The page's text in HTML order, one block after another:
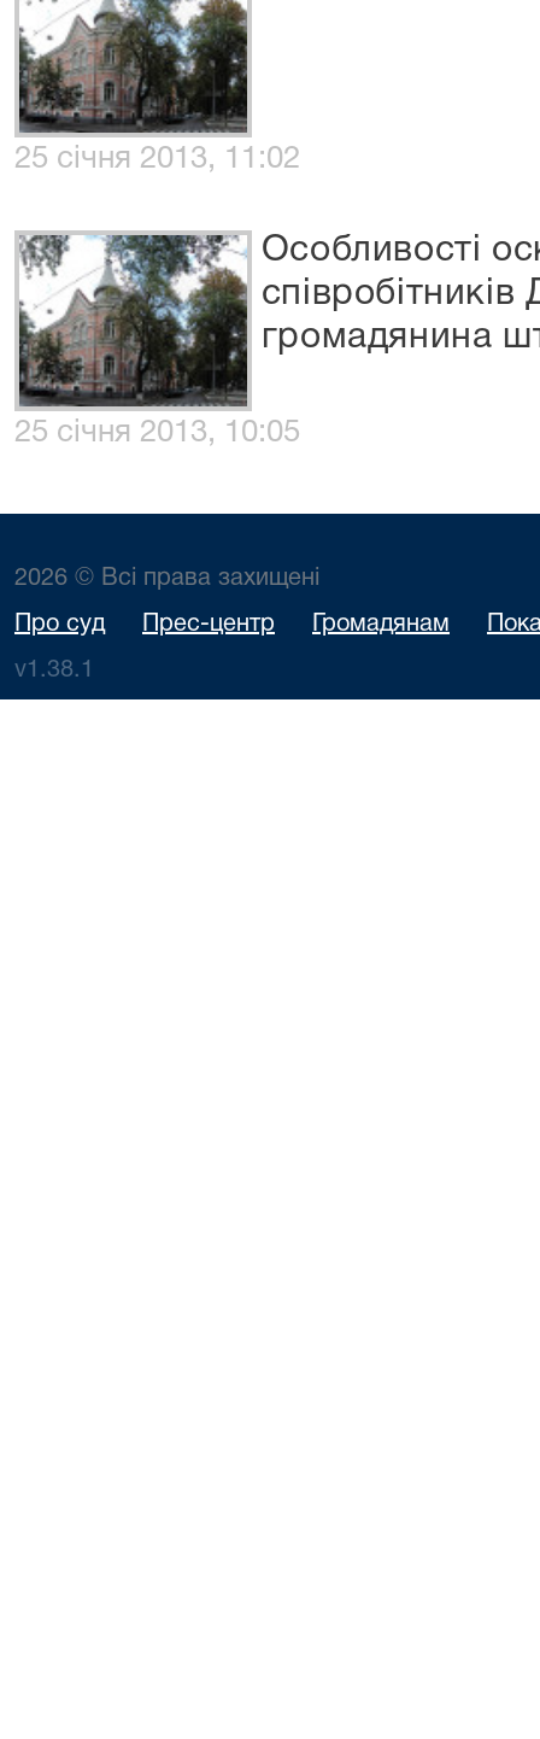
25 січня 2013, 11:02
Особливості
громадянина
25 січня 2013, 10:05
2026 © Всі права захищені
Про суд Прес-центр Громадянам
v1.38.1